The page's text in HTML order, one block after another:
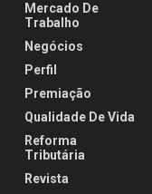
Mercado De
Trabalho
Negócios
Perfil
Premiação
Qualidade De Vida
Reforma
Tributária
Revista